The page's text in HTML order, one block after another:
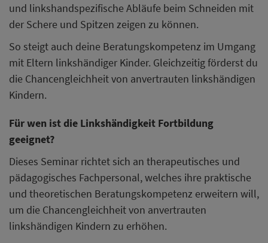
und linkshandspezifische Abläufe beim Schneiden mit
der Schere und Spitzen zeigen zu können.
So steigt auch deine Beratungskompetenz im Umgang
mit Eltern linkshändiger Kinder. Gleichzeitig förderst du
die Chancengleichheit von anvertrauten linkshändigen
Kindern.
Für wen ist die Linkshändigkeit Fortbildung
geeignet?
Dieses Seminar richtet sich an therapeutisches und
pädagogisches Fachpersonal, welches ihre praktische
und theoretischen Beratungskompetenz erweitern will,
um die Chancengleichheit von anvertrauten
linkshändigen Kindern zu erhöhen.